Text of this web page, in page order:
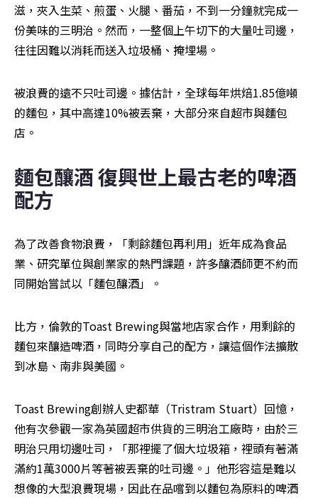
滋，夾入生菜、煎蛋、火腿、番茄，不到一分鐘就完成一
份美味的三明治。然而，一整個上午切下的大量吐司邊，
往往因難以消耗而送入垃圾桶、掩埋場。
被浪費的遠不只吐司邊。據估計，全球每年烘焙1.85億噸
的麵包，其中高達10%被丟棄，大部分來自超市與麵包
店。
麵包釀酒復興世上最古老的啤酒
配方
為了改善食物浪費，「剩餘麵包再利用」近年成為食品
業、研究單位與創業家的熱門課題，許多釀酒師更不約而
同開始嘗試以「麵包釀酒」。
比方，倫敦的Toast Brewing與當地店家合作，用剩餘的
麵包來釀造啤酒，同時分享自己的配方，讓這個作法擴散
到冰島、南非與美國。
Toast Brewing創辦人史都華（Tristram Stuart）回憶，
他有次參觀一家為英國超市供貨的三明治工廠時，由於三
明治只用切邊吐司，「那裡擺了個大垃圾箱，裡頭有著滿
滿約1萬3000片等著被丟棄的吐司邊。」他形容這是難以
想像的大型浪費現場，因此在品嚐到以麵包為原料的啤酒